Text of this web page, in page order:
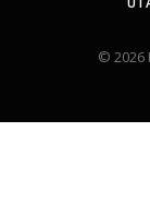
© 2026